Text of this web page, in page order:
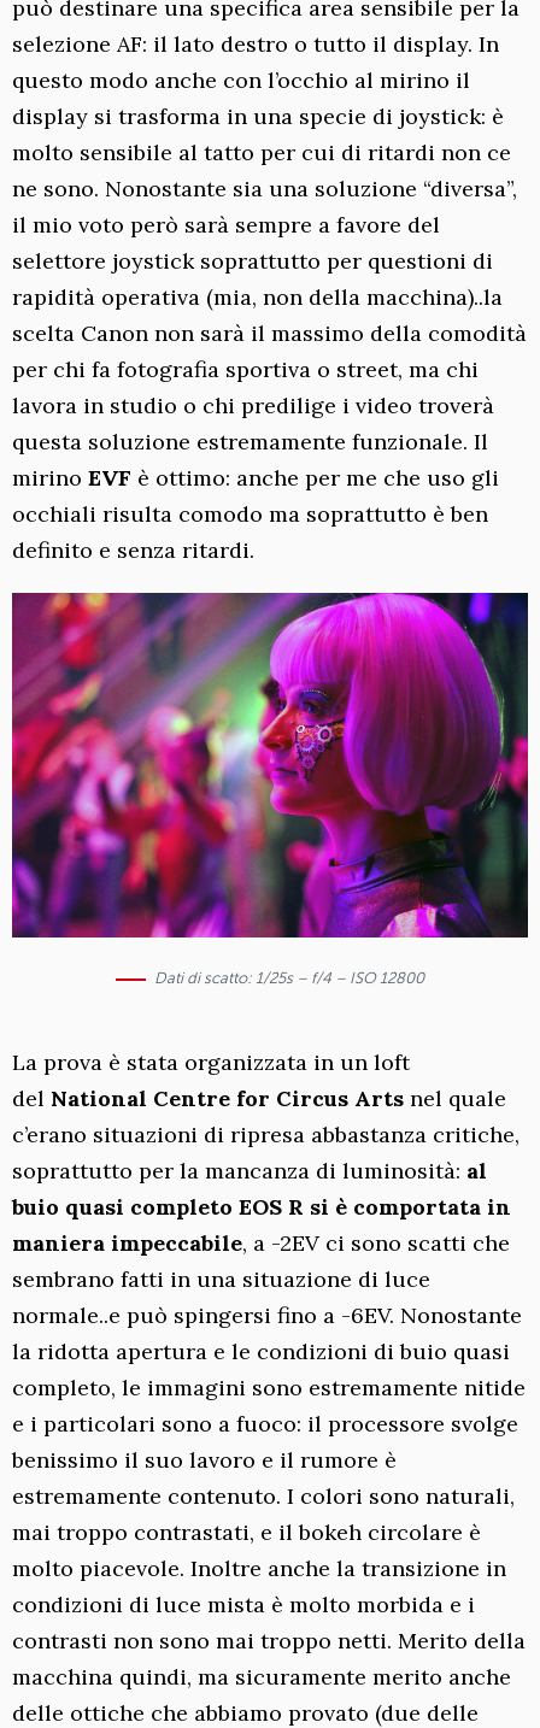
può destinare una specifica area sensibile per la
selezione AF: il lato destro o tutto il display. In
questo modo anche con l’occhio al mirino il
display si trasforma in una specie di joystick: è
molto sensibile al tatto per cui di ritardi non ce
ne sono. Nonostante sia una soluzione “diversa”,
il mio voto però sarà sempre a favore del
selettore joystick soprattutto per questioni di
rapidità operativa (mia, non della macchina)..la
scelta Canon non sarà il massimo della comodità
per chi fa fotografia sportiva o street, ma chi
lavora in studio o chi predilige i video troverà
questa soluzione estremamente funzionale. Il
mirino EVF è ottimo: anche per me che uso gli
occhiali risulta comodo ma soprattutto è ben
definito e senza ritardi.
Dati di scatto: 1/25s – f/4 – ISO 12800
La prova è stata organizzata in un loft
del National Centre for Circus Arts nel quale
c’erano situazioni di ripresa abbastanza critiche,
soprattutto per la mancanza di luminosità: al
buio quasi completo EOS R si è comportata in
maniera impeccabile, a -2EV ci sono scatti che
sembrano fatti in una situazione di luce
normale..e può spingersi fino a -6EV. Nonostante
la ridotta apertura e le condizioni di buio quasi
completo, le immagini sono estremamente nitide
e i particolari sono a fuoco: il processore svolge
benissimo il suo lavoro e il rumore è
estremamente contenuto. I colori sono naturali,
mai troppo contrastati, e il bokeh circolare è
molto piacevole. Inoltre anche la transizione in
condizioni di luce mista è molto morbida e i
contrasti non sono mai troppo netti. Merito della
macchina quindi, ma sicuramente merito anche
delle ottiche che abbiamo provato (due delle